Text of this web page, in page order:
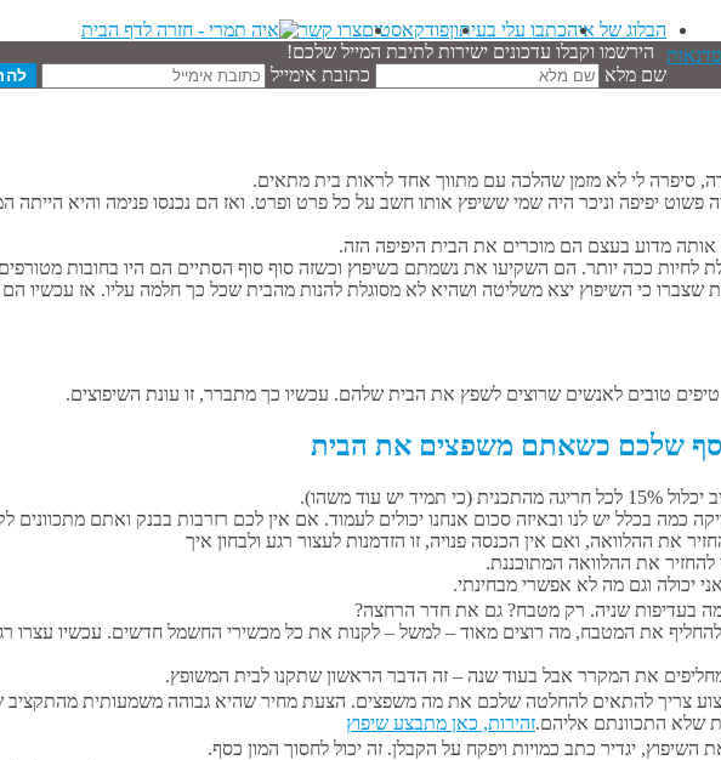
הבלוג של איהכתבו עלי בעיתוןפודקאסטיםצרו קשר
הירשמו וקבלו עדכונים ישירות לתיבת המייל שלכם!
שם מלא
כתובת אימייל
סיפרה לי לא מזמן שהלכה עם מתווך אחד לראות בית מתאים.
יפיפה וניכר היה שמי ששיפץ אותו חשב על כל פרט ופרט. ואז הם נכנסו פנימה והיא
מדוע בעצם הם מוכרים את הבית היפיפה הזה.
ככה יותר. הם השקיעו את נשמתם בשיפוץ וכשזה סוף סוף הסתיים הם היו בחובות
שצברו כי השיפוץ יצא משליטה ושהיא לא מסוגלת להנות מהבית שכל כך חלמה עליו. אז עכשיו
טובים לאנשים שרוצים לשפץ את הבית שלהם. עכשיו כך מתברר, זו עונת השיפוצים.
יש עוד משהו).
כמה בכלל יש לנו ובאיזה סכום אנחנו יכולים לעמוד. אם אין לכם רזרבות בבנק ואתם מתכוונים
את ההלוואה, ואם אין הכנסה פנויה, זו הזדמנות לעצור רגע ולבחון איך
את ההלוואה המתוכננת.
יכולה וגם מה לא אפשרי מבחינתי.
בעדיפות שניה. רק מטבח? גם את חדר הרחצה?
להחליף את המטבח, מה רוצים מאוד – למשל – לקנות את כל מכשירי החשמל חדשים. עכשיו עצרו
את המקרר אבל בעוד שנה – זה הדבר הראשון שתקנו לבית המשופץ.
צריך להתאים להחלטה שלכם את מה משפצים. הצעת מחיר שהיא גבוהה משמעותית מהתקציב
שלא התכוונתם אליהם.
יגדיר כתב כמויות ויפקח על הקבלן. זה יכול לחסוך המון כסף.